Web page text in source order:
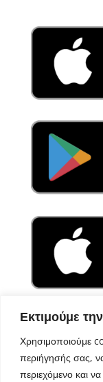
Εκτιμούμε
Χρησιμοποιούμε
περιήγησής σας,
περιεχόμενο και